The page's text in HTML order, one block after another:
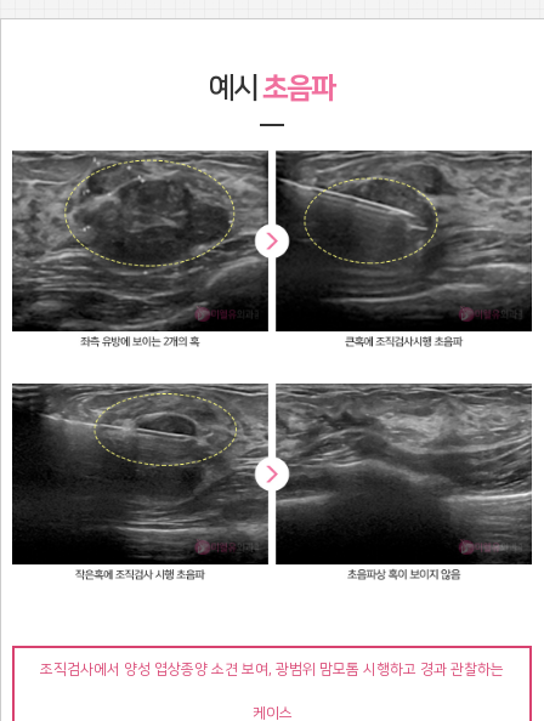
예시 초음파
조직검사에서 양성 엽상종양 소견 보여, 광범위 맘모톰 시행하고 경과 관찰하는
케이스